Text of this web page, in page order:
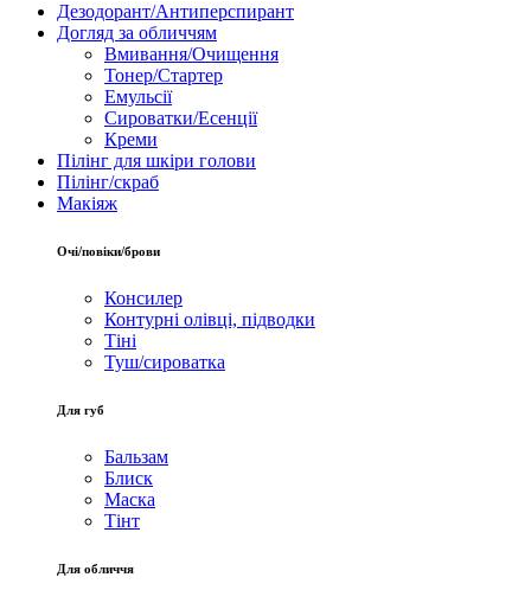
Дезодорант/Антиперспирант
Догляд за обличчям
Вмивання/Очищення
Тонер/Стартер
Емульсії
Сироватки/Есенції
Креми
Пілінг для шкіри голови
Пілінг/скраб
Макіяж
Очі/повіки/брови
Консилер
Контурні олівці, підводки
Тіні
Туш/сироватка
Для губ
Бальзам
Блиск
Маска
Тінт
Для обличчя